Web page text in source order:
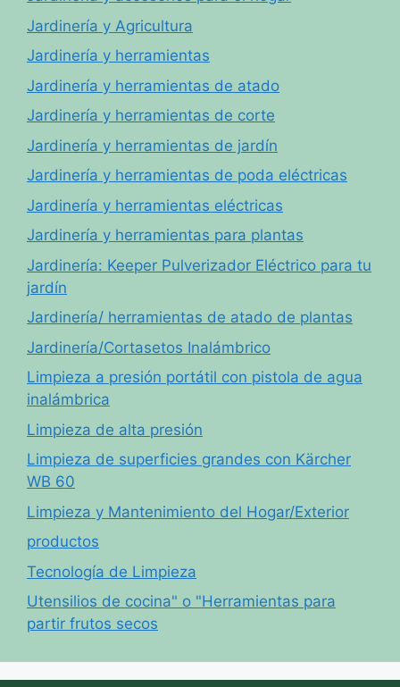
Jardinería y Agricultura
Jardinería y herramientas
Jardinería y herramientas de atado
Jardinería y herramientas de corte
Jardinería y herramientas de jardín
Jardinería y herramientas de poda eléctricas
Jardinería y herramientas eléctricas
Jardinería y herramientas para plantas
Jardinería: Keeper Pulverizador Eléctrico para tu
jardín
Jardinería/ herramientas de atado de plantas
Jardinería/Cortasetos Inalámbrico
Limpieza a presión portátil con pistola de agua
inalámbrica
Limpieza de alta presión
Limpieza de superficies grandes con Kärcher
WB 60
Limpieza y Mantenimiento del Hogar/Exterior
productos
Tecnología de Limpieza
Utensilios de cocina" o "Herramientas para
partir frutos secos